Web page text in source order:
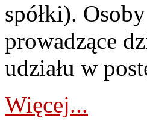
spółki).
prowadzące
udziału w
Więcej...